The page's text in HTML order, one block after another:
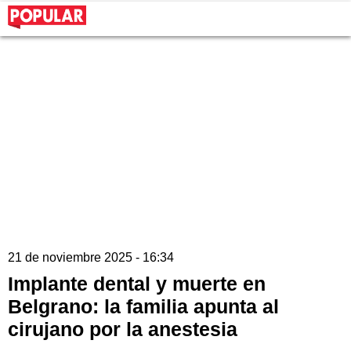
21 de noviembre 2025 - 16:34
Implante dental y muerte en
Belgrano: la familia apunta al
cirujano por la anestesia